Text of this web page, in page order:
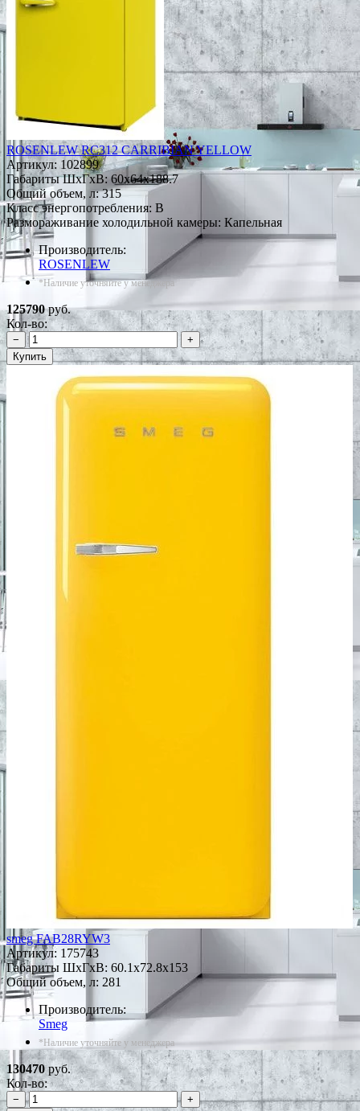
ROSENLEW RC312 CARRIBIAN YELLOW
Артикул:102899
Габариты ШxГxВ: 60x64x188.7
Общий объем, л: 315
Класс энергопотребления: B
Размораживание холодильной камеры: Капельная
Производитель:
ROSENLEW
*Наличие уточняйте у менеджера
125790руб.
Кол-во:
−
+
Купить
smeg FAB28RYW3
Артикул: 175743
Габариты ШxГxВ: 60.1x72.8x153
Общий объем, л: 281
Производитель:
Smeg
*Наличие уточняйте у менеджера
130470руб.
Кол-во:
−
+